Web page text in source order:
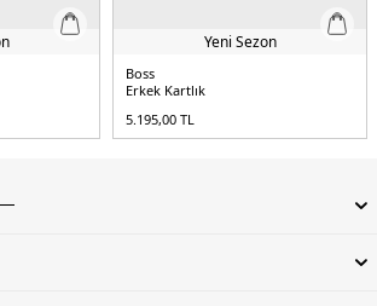
Yeni Sezon
Boss
Erkek Kartlık
5.195,00 TL